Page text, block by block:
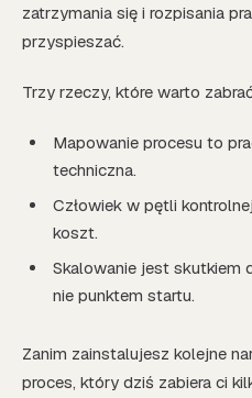
zatrzymania się i rozpisania
przyspieszać.
Trzy rzeczy, które warto
Mapowanie procesu to
techniczna.
Człowiek w pętli
koszt.
Skalowanie jest skutkiem
nie punktem startu.
Zanim zainstalujesz kolejne
proces, który dziś zabiera ci